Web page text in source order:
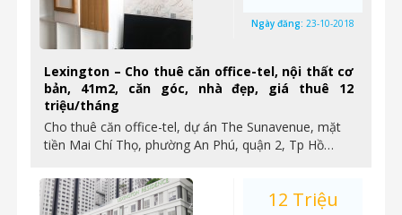
Lexington – Cho thuê căn office-tel, nội thất cơ
bản, 41m2, căn góc, nhà đẹp, giá thuê 12
triệu/tháng
Cho thuê căn office-tel, dự án The Sunavenue, mặt
tiền Mai Chí Thọ, phường An Phú, quận 2, Tp Hồ…
Ngày đăng: 23-10-2018
12 Triệu